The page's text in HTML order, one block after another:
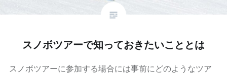
スノボツアーで知っておきたいこととは
スノボツアーに参加する場合には事前にどのようなツア